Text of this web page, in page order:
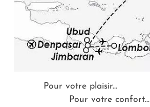
Pour votre plaisir...
Pour votre confort...